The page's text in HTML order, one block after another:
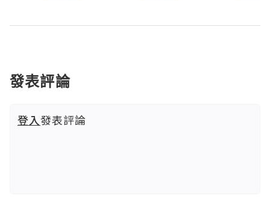
發表評論
登入發表評論